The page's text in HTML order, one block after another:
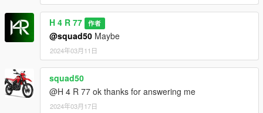
H 4 R 77 作者
@squad50 Maybe
2024年03月11日
squad50
@H 4 R 77 ok thanks for answering me
2024年03月17日